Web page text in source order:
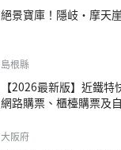
絕景寶庫！隱岐・摩天
島根縣
【2026最新版】近鐵特
網路購票、櫃檯購票及
大阪府